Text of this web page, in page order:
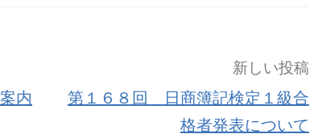
内
新しい投稿
第１６８回 日商簿記検定１級合
格者発表について